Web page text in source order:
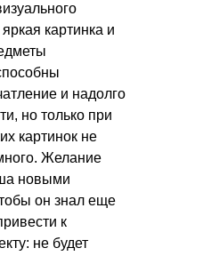
картинка и
и надолго
но только при
картинок не
Желание
новыми
он знал еще
к
не будет